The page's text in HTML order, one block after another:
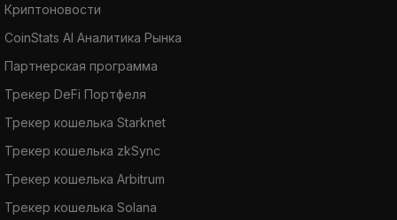
Криптоновости
CoinStats AI Аналитика Рынка
Партнерская программа
Трекер DeFi Портфеля
Трекер кошелька Starknet
Трекер кошелька zkSync
Трекер кошелька Arbitrum
Трекер кошелька Solana